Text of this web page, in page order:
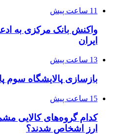
11 ساعت پیش
واکنش بانک مرکزی به
ایران
13 ساعت پیش
بازسازی پالایشگاه سوم
15 ساعت پیش
کدام گروه‌های کالایی
ارز اشخاص شدند؟